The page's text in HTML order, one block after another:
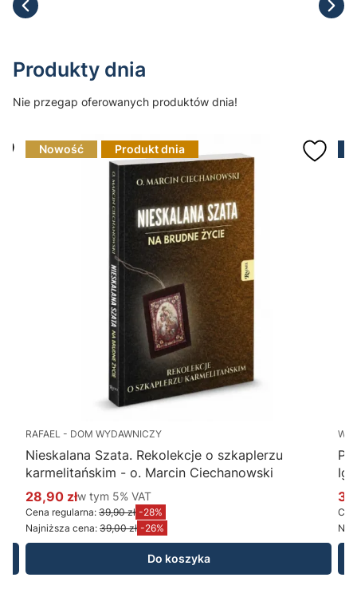
Produkty dnia
Nie przegap oferowanych produktów dnia!
Nowość Produkt dnia
RAFAEL - DOM WYDAWNICZY
Nieskalana Szata. Rekolekcje o szkaplerzu
karmelitańskim - o. Marcin Ciechanowski
Cena promocyjna brutto
28,90 złw tym %s VAT
w tym 5% VAT
Cena regularna: 39,90 zł -28%
Najniższa cena: 39,00 zł -26%
Do koszyka